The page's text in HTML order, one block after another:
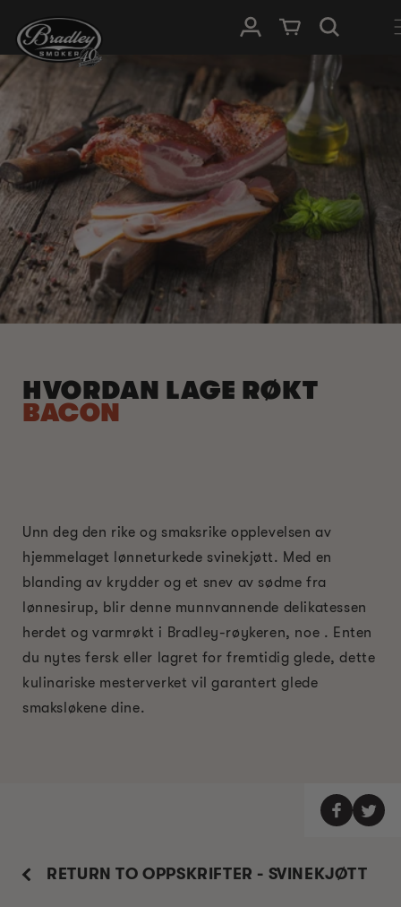
INNHOLDET
Logg InnHandlevogn
HVORDAN LAGE RØKT
BACON
Unn deg den rike og smaksrike opplevelsen av
hjemmelaget lønneturkede svinekjøtt. Med en
blanding av krydder og et snev av sødme fra
lønnesirup, blir denne munnvannende delikatessen
herdet og varmrøkt i Bradley-røykeren, noe . Enten
du nytes fersk eller lagret for fremtidig glede, dette
kulinariske mesterverket vil garantert glede
smaksløkene dine.
RETURN TO OPPSKRIFTER - SVINEKJØTT